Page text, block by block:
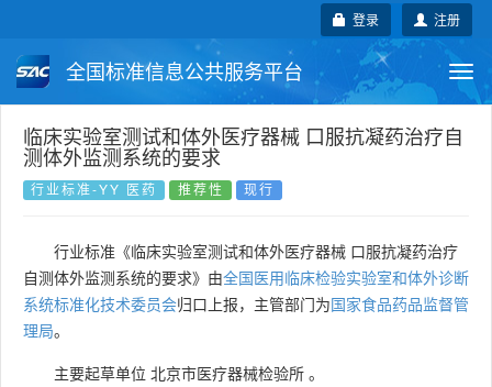
注册
登录
全国标准信息公共服务平台
国家标准 行业标准 地方标准
团体标准 企业标准
国外标准 技术委员会
临床实验室测试和体外医疗器械 口服抗凝药治疗自
测体外监测系统的要求
行业标准-YY 医药 推荐性 现行
行业标准《临床实验室测试和体外医疗器械 口服抗凝药治疗
自测体外监测系统的要求》由全国医用临床检验实验室和体外诊断
系统标准化技术委员会归口上报，主管部门为国家食品药品监督管
理局。
主要起草单位 北京市医疗器械检验所 。